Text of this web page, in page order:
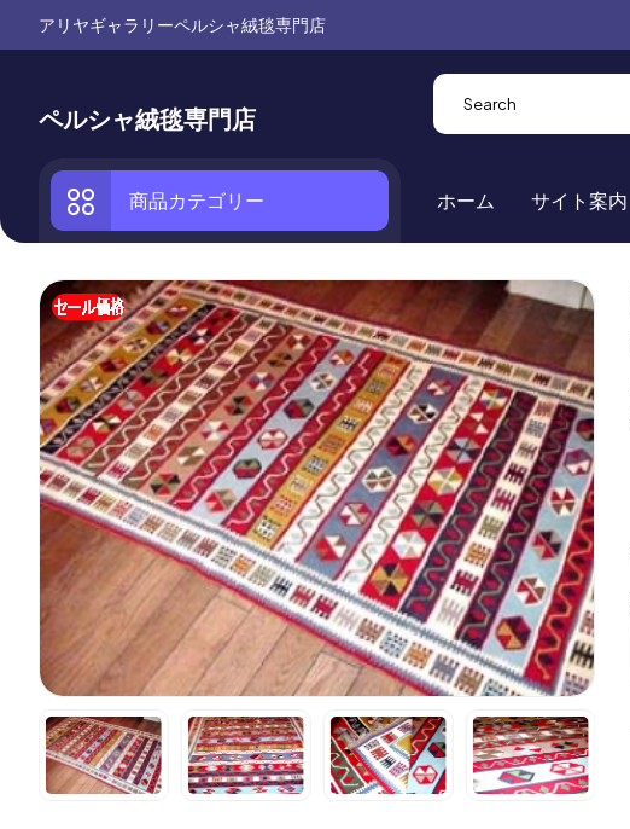
アリヤギャラリーペルシャ絨毯専門店
ペルシャ絨毯専門店
商品カテゴリー ホーム サイト案内